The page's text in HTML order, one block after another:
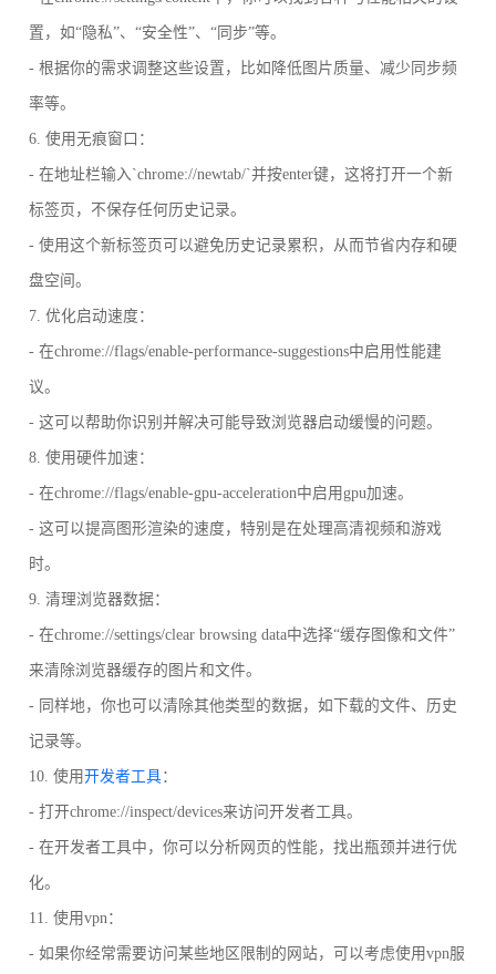
置，如“隐私”、“安全性”、“同步”等。
- 根据你的需求调整这些设置，比如降低图片质量、减少同步频
率等。
6. 使用无痕窗口：
- 在地址栏输入`chrome://newtab/`并按enter键，这将打开一个新
标签页，不保存任何历史记录。
- 使用这个新标签页可以避免历史记录累积，从而节省内存和硬
盘空间。
7. 优化启动速度：
- 在chrome://flags/enable-performance-suggestions中启用性能建
议。
- 这可以帮助你识别并解决可能导致浏览器启动缓慢的问题。
8. 使用硬件加速：
- 在chrome://flags/enable-gpu-acceleration中启用gpu加速。
- 这可以提高图形渲染的速度，特别是在处理高清视频和游戏
时。
9. 清理浏览器数据：
- 在chrome://settings/clear browsing data中选择“缓存图像和文件”
来清除浏览器缓存的图片和文件。
- 同样地，你也可以清除其他类型的数据，如下载的文件、历史
记录等。
10. 使用开发者工具：
- 打开chrome://inspect/devices来访问开发者工具。
- 在开发者工具中，你可以分析网页的性能，找出瓶颈并进行优
化。
11. 使用vpn：
- 如果你经常需要访问某些地区限制的网站，可以考虑使用vpn服